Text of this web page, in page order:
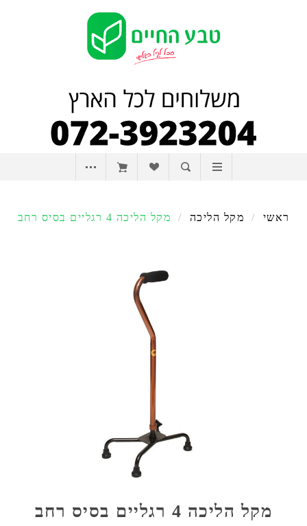
ראשי / מקל הליכה / מקל הליכה 4 רגליים בסיס רחב
מקל הליכה 4 רגליים בסיס רחב